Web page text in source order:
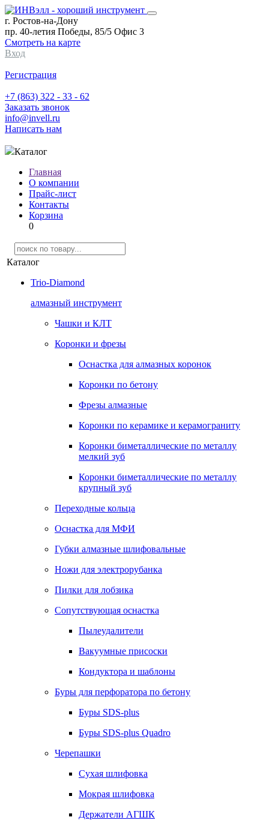
г. Ростов-на-Дону
пр. 40-летия Победы, 85/5 Офис 3
Смотреть на карте
Вход
Регистрация
+7 (863) 322 - 33 - 62
Заказать звонок
info@invell.ru
Написать нам
Каталог
Главная
О компании
Прайс-лист
Контакты
Корзина
0
Каталог
Trio-Diamond
алмазный инструмент
Чашки и КЛТ
Коронки и фрезы
Оснастка для алмазных коронок
Коронки по бетону
Фрезы алмазные
Коронки по керамике и керамограниту
Коронки биметаллические по металлу
мелкий зуб
Коронки биметаллические по металлу
крупный зуб
Переходные кольца
Оснастка для МФИ
Губки алмазные шлифовальные
Ножи для электрорубанка
Пилки для лобзика
Сопутствующая оснастка
Пылеудалители
Вакуумные присоски
Кондуктора и шаблоны
Буры для перфоратора по бетону
Буры SDS-plus
Буры SDS-plus Quadro
Черепашки
Сухая шлифовка
Мокрая шлифовка
Держатели АГШК